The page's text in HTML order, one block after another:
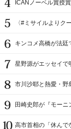
ICANノーベル賞授
〈#ミサイルより
キンコメ高橋が法廷
星野源がエッセイで
市川沙耶と熱愛・野
田崎史郎が『モーニ
高市首相の「休ん